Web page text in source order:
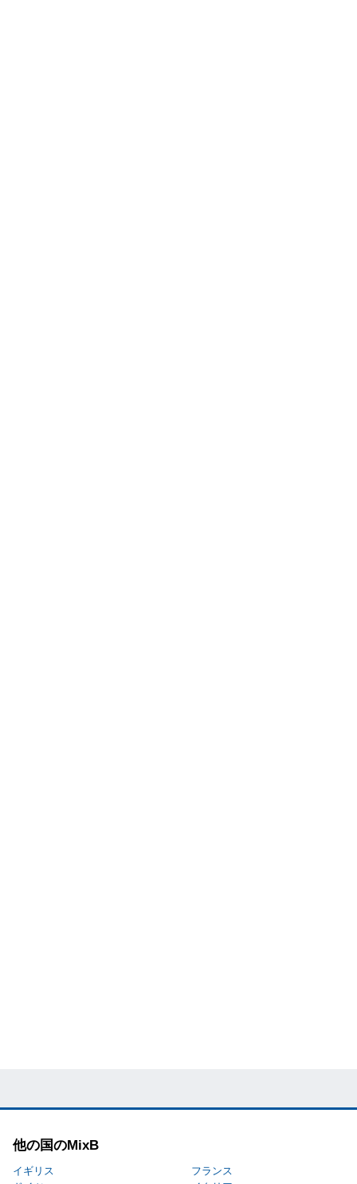
他の国のMixB
イギリス
フランス